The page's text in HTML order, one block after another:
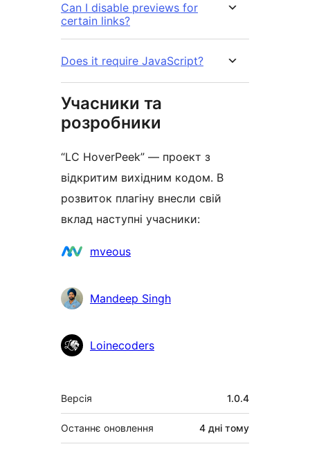
Can I disable previews for
certain links?
Does it require JavaScript?
Учасники та
розробники
“LC HoverPeek” — проект з
відкритим вихідним кодом. В
розвиток плагіну внесли свій
вклад наступні учасники:
Учасникиmveous
Mandeep Singh
Loinecoders
Мета
Версія 1.0.4
Останнє оновлення 4 дні тому